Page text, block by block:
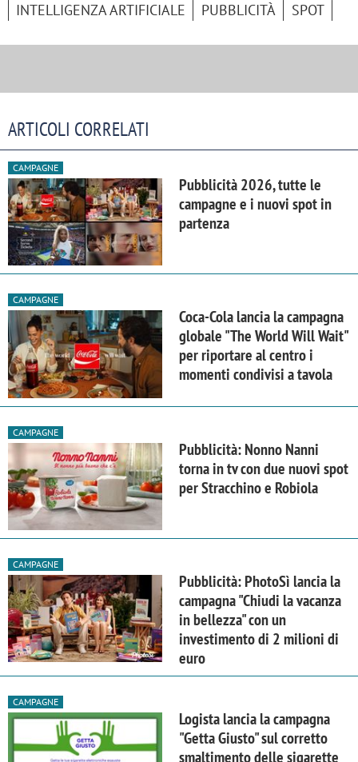
INTELLIGENZA ARTIFICIALE PUBBLICITÀ SPOT
ARTICOLI CORRELATI
CAMPAGNE
Pubblicità 2026, tutte le
campagne e i nuovi spot in
partenza
CAMPAGNE
Coca-Cola lancia la campagna
globale "The World Will Wait"
per riportare al centro i
momenti condivisi a tavola
CAMPAGNE
Pubblicità: Nonno Nanni
torna in tv con due nuovi spot
per Stracchino e Robiola
CAMPAGNE
Pubblicità: PhotoSì lancia la
campagna "Chiudi la vacanza
in bellezza" con un
investimento di 2 milioni di
euro
CAMPAGNE
Logista lancia la campagna
"Getta Giusto" sul corretto
smaltimento delle sigarette